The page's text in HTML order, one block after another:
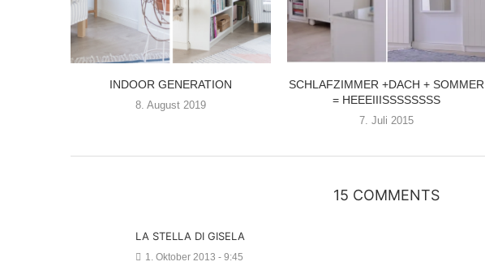
INDOOR GENERATION
8. August 2019
SCHLAFZIMMER +DACH + SOMMER
= HEEEIIISSSSSSSS
7. Juli 2015
15 COMMENTS
LA STELLA DI GISELA
1. Oktober 2013 - 9:45